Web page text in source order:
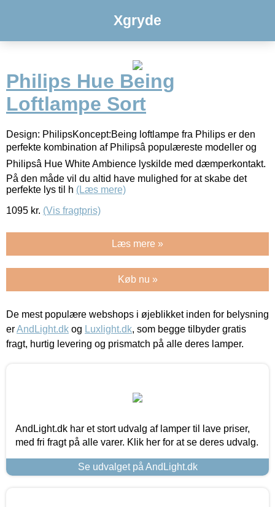
Xgryde
Philips Hue Being
Loftlampe Sort
Design: PhilipsKoncept:Being loftlampe fra Philips er den
perfekte kombination af Philipsâ populæreste modeller og
Philipsâ Hue White Ambience lyskilde med dæmperkontakt.
På den måde vil du altid have mulighed for at skabe det
perfekte lys til h (Læs mere)
1095 kr. (Vis fragtpris)
Læs mere »
Køb nu »
De mest populære webshops i øjeblikket inden for belysning
erAndLight.dk og Luxlight.dk, som begge tilbyder gratis
fragt, hurtig levering og prismatch på alle deres lamper.
AndLight.dk har et stort udvalg af lamper til lave priser,
med fri fragt på alle varer. Klik her for at se deres udvalg.
Se udvalget på AndLight.dk